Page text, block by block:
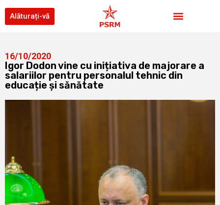
Alăturați-vă
16/10/2020
Igor Dodon vine cu inițiativa de majorare a
salariilor pentru personalul tehnic din
educație și sănătate